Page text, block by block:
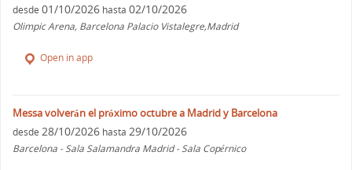
desde 01/10/2026 hasta 02/10/2026
Olimpic Arena, Barcelona Palacio Vistalegre,Madrid
Open in app
Messa volverán el próximo octubre a Madrid y Barcelona
desde 28/10/2026 hasta 29/10/2026
Barcelona - Sala Salamandra Madrid - Sala Copérnico